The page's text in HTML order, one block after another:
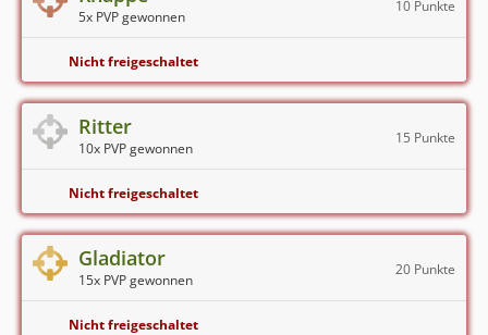
5x PVP gewonnen
10 Punkte
Nicht freigeschaltet
Ritter
10x PVP gewonnen
15 Punkte
Nicht freigeschaltet
Gladiator
15x PVP gewonnen
20 Punkte
Nicht freigeschaltet